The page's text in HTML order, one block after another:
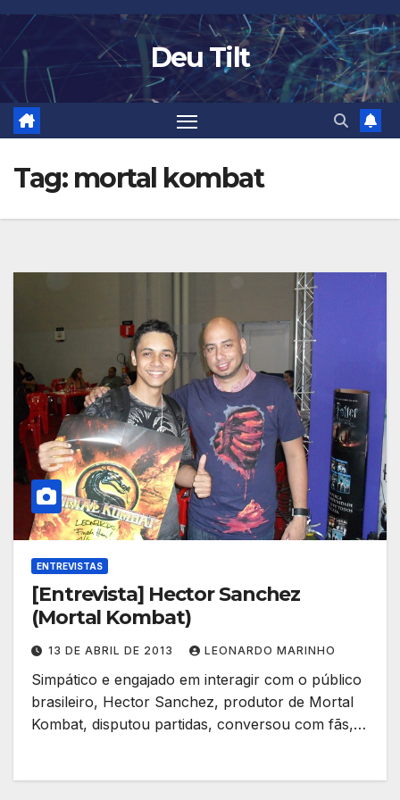
Skip
to
content
Deu Tilt
Tag: mortal kombat
ENTREVISTAS
[Entrevista] Hector Sanchez
(Mortal Kombat)
13 DE ABRIL DE 2013 LEONARDO MARINHO
Simpático e engajado em interagir com o público
brasileiro, Hector Sanchez, produtor de Mortal
Kombat, disputou partidas, conversou com fãs,…